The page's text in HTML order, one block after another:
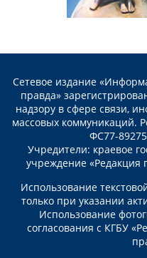
Сетевое издание
правда»
надзору в сфере связи,
массовых коммуникаций.
ФС77-
Учредители: краевое
учреждение «Редакция
Использование
только при указании
Использование
согласования с КГБУ